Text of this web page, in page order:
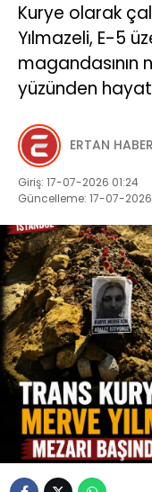
Kurye olarak
Yılmazeli, E-5
magandasının
yüzünden
ERTAN HABER
Giriş: 17-07-2026 01:24
Güncelleme: 17-07-2026